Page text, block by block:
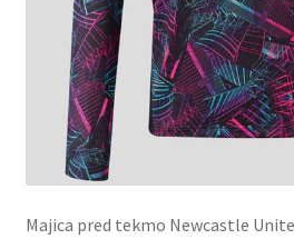
Majica pred tekmo Newcastle